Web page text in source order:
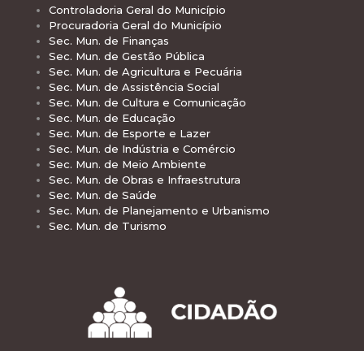
Controladoria Geral do Município
Procuradoria Geral do Município
Sec. Mun. de Finanças
Sec. Mun. de Gestão Pública
Sec. Mun. de Agricultura e Pecuária
Sec. Mun. de Assistência Social
Sec. Mun. de Cultura e Comunicação
Sec. Mun. de Educação
Sec. Mun. de Esporte e Lazer
Sec. Mun. de Indústria e Comércio
Sec. Mun. de Meio Ambiente
Sec. Mun. de Obras e Infraestrutura
Sec. Mun. de Saúde
Sec. Mun. de Planejamento e Urbanismo
Sec. Mun. de Turismo